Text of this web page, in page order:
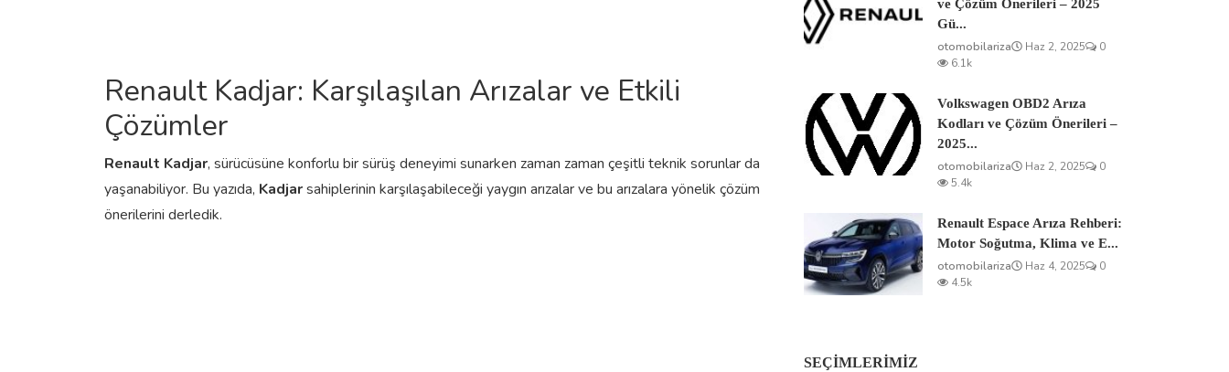
Renault Kadjar: Karşılaşılan Arızalar ve Etkili
Çözümler
Renault Kadjar, sürücüsüne konforlu bir sürüş deneyimi sunarken zaman zaman çeşitli teknik sorunlar da
yaşanabiliyor. Bu yazıda, Kadjarsahiplerinin karşılaşabileceği yaygın arızalar ve bu arızalara yönelik çözüm
önerilerini derledik.
ve Çözüm Önerileri – 2025
Gü...
otomobilariza
Haz 2, 2025
0
6.1k
Volkswagen OBD2 Arıza
Kodları ve Çözüm Önerileri –
2025...
otomobilariza
Haz 2, 2025
0
5.4k
Renault Espace Arıza Rehberi:
Motor Soğutma, Klima ve E...
otomobilariza
Haz 4, 2025
0
4.5k
SEÇIMLERIMIZ